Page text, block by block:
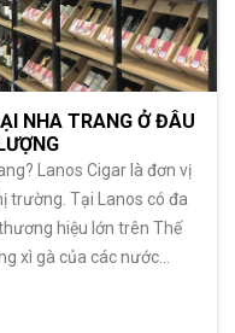
NHA TRANG Ở ĐÂU
Lanos Cigar là đơn vị
trường. Tại Lanos có đa
hiệu lớn trên Thế
xì gà của các nước…